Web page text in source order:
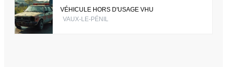
VÉHICULE HORS D'USAGE VHU
VAUX-LE-PÉNIL